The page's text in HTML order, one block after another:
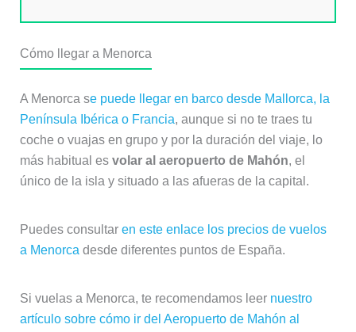
Cómo llegar a Menorca
A Menorca se puede llegar en barco desde Mallorca, la
Península Ibérica o Francia, aunque si no te traes tu
coche o vuajas en grupo y por la duración del viaje, lo
más habitual es volar al aeropuerto de Mahón, el
único de la isla y situado a las afueras de la capital.
Puedes consultar en este enlace los precios de vuelos
a Menorca desde diferentes puntos de España.
Si vuelas a Menorca, te recomendamos leer nuestro
artículo sobre cómo ir del Aeropuerto de Mahón al